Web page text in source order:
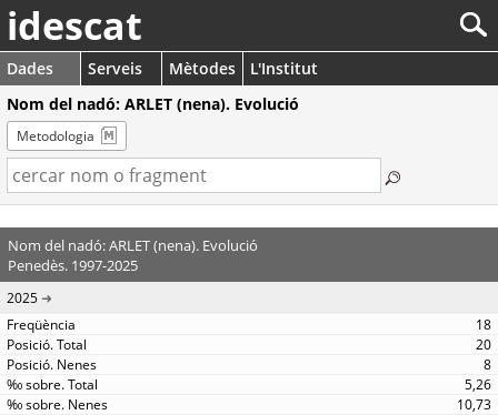
idescat
Dades Serveis Mètodes
L'Institut
Nom del nadó: ARLET (nena). Evolució
Metodologia
Nom del nadó: ARLET (nena). Evolució
Penedès. 1997-2025
2025
18
20
8
5,26
10,73